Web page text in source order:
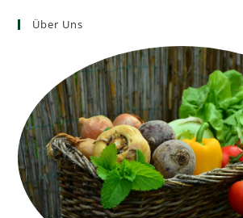
Über Uns